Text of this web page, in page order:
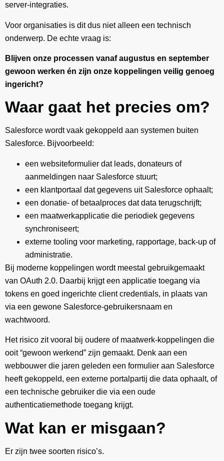
server-integraties.
Voor organisaties is dit dus niet alleen een technisch
onderwerp. De echte vraag is:
Blijven onze processen vanaf augustus en september
gewoon werken én zijn onze koppelingen veilig genoeg
ingericht?
Waar gaat het precies om?
Salesforce wordt vaak gekoppeld aan systemen buiten
Salesforce. Bijvoorbeeld:
een websiteformulier dat leads, donateurs of
aanmeldingen naar Salesforce stuurt;
een klantportaal dat gegevens uit Salesforce ophaalt;
een donatie- of betaalproces dat data terugschrijft;
een maatwerkapplicatie die periodiek gegevens
synchroniseert;
externe tooling voor marketing, rapportage, back-up of
administratie.
Bij moderne koppelingen wordt meestal gebruikgemaakt
van OAuth 2.0. Daarbij krijgt een applicatie toegang via
tokens en goed ingerichte client credentials, in plaats van
via een gewone Salesforce-gebruikersnaam en
wachtwoord.
Het risico zit vooral bij oudere of maatwerk-koppelingen die
ooit “gewoon werkend” zijn gemaakt. Denk aan een
webbouwer die jaren geleden een formulier aan Salesforce
heeft gekoppeld, een externe portalpartij die data ophaalt, of
een technische gebruiker die via een oude
authenticatiemethode toegang krijgt.
Wat kan er misgaan?
Er zijn twee soorten risico’s.